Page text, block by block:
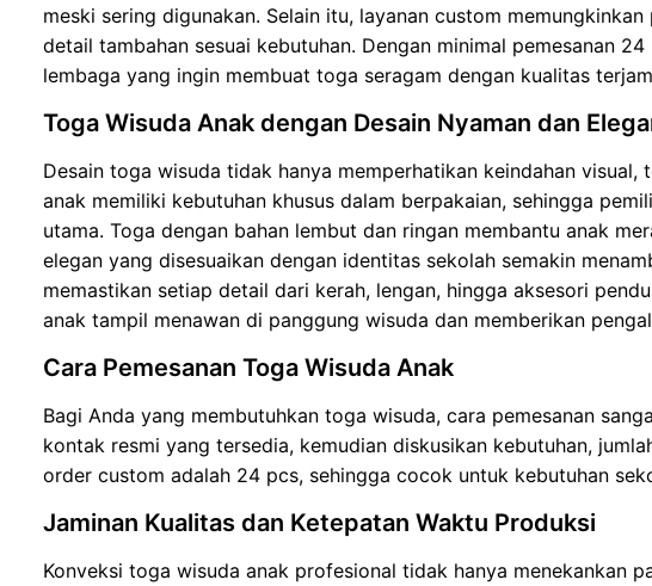
meski sering digunakan. Selain itu, layanan custom
detail tambahan sesuai kebutuhan. Dengan minimal pemesanan
lembaga yang ingin membuat toga seragam dengan kualitas
Toga Wisuda Anak dengan Desain Nyaman dan
Desain toga wisuda tidak hanya memperhatikan keindahan
anak memiliki kebutuhan khusus dalam berpakaian, sehingga
utama. Toga dengan bahan lembut dan ringan membantu anak
elegan yang disesuaikan dengan identitas sekolah semakin
memastikan setiap detail dari kerah, lengan, hingga aksesori
anak tampil menawan di panggung wisuda dan memberikan
Cara Pemesanan Toga Wisuda Anak
Bagi Anda yang membutuhkan toga wisuda, cara pemesanan
kontak resmi yang tersedia, kemudian diskusikan kebutuhan,
order custom adalah 24 pcs, sehingga cocok untuk kebutuhan
Jaminan Kualitas dan Ketepatan Waktu Produksi
Konveksi toga wisuda anak profesional tidak hanya menekankan